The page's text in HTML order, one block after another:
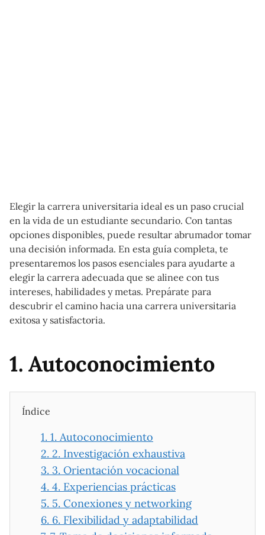
Elegir la carrera universitaria ideal es un paso crucial
en la vida de un estudiante secundario. Con tantas
opciones disponibles, puede resultar abrumador tomar
una decisión informada. En esta guía completa, te
presentaremos los pasos esenciales para ayudarte a
elegir la carrera adecuada que se alinee con tus
intereses, habilidades y metas. Prepárate para
descubrir el camino hacia una carrera universitaria
exitosa y satisfactoria.
1. Autoconocimiento
Índice
1. 1. Autoconocimiento
2. 2. Investigación exhaustiva
3. 3. Orientación vocacional
4. 4. Experiencias prácticas
5. 5. Conexiones y networking
6. 6. Flexibilidad y adaptabilidad